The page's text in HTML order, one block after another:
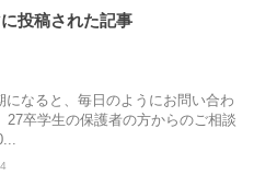
投稿された記事
なると、毎日のようにお問い合わ
卒学生の保護者の方からのご相談